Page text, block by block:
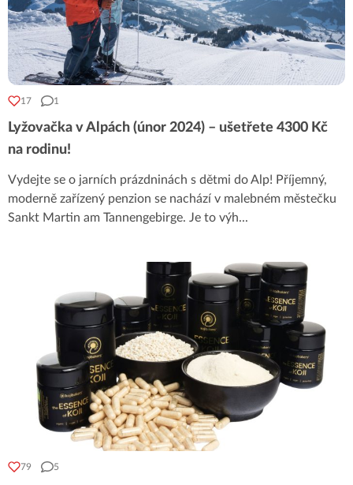
17 1
Lyžovačka v Alpách (únor 2024) – ušetřete 4300 Kč
na rodinu!
Vydejte se o jarních prázdninách s dětmi do Alp! Příjemný,
moderně zařízený penzion se nachází v malebném městečku
Sankt Martin am Tannengebirge. Je to výh...
79 5